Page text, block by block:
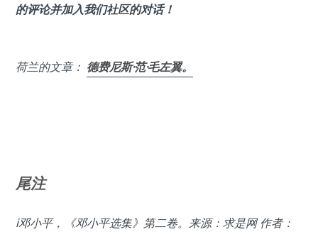
的评论并加入我们社区的对话！
荷兰的文章： 德费尼斯·范·毛左翼。
尾注
i邓小平，《邓小平选集》第二卷。来源：求是网 作者：